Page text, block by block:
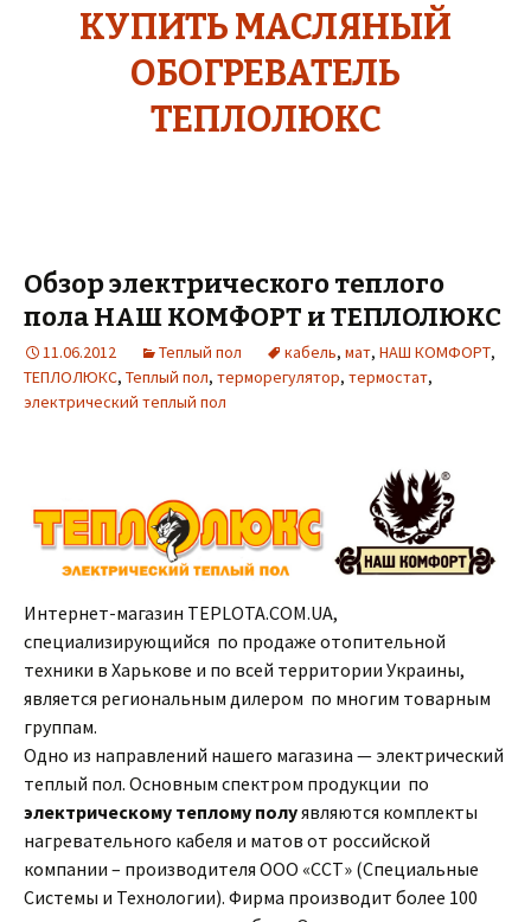
КУПИТЬ МАСЛЯНЫЙ
ОБОГРЕВАТЕЛЬ
ТЕПЛОЛЮКС
Обзор электрического теплого
пола НАШ КОМФОРТ и ТЕПЛОЛЮКС
11.06.2012 Теплый пол кабель, мат, НАШ КОМФОРТ,
ТЕПЛОЛЮКС, Теплый пол, терморегулятор, термостат,
электрический теплый пол
Интернет-магазин TEPLOTA.COM.UA,
специализирующийся по продаже отопительной
техники в Харькове и по всей территории Украины,
является региональным дилером по многим товарным
группам.
Одно из направлений нашего магазина — электрический
теплый пол. Основным спектром продукции по
электрическому теплому полуявляются комплекты
нагревательного кабеля и матов от российской
компании – производителя ООО «ССТ» (Специальные
Системы и Технологии). Фирма производит более 100